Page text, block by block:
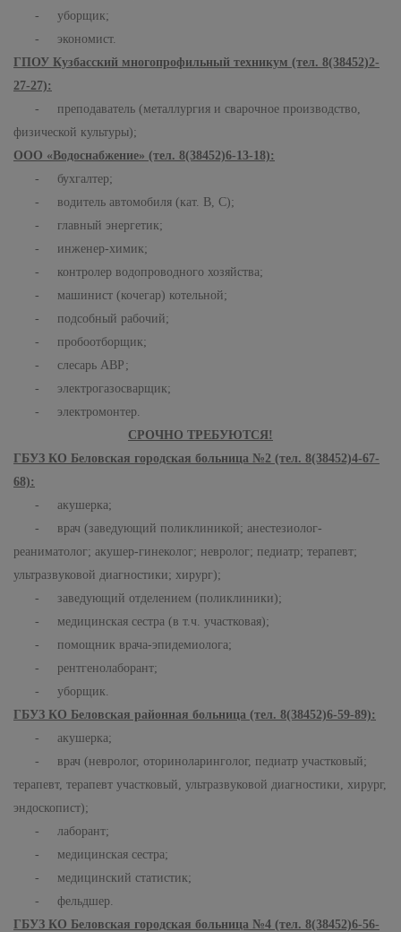
- уборщик;
- экономист.
ГПОУ Кузбасский многопрофильный техникум (тел. 8(38452)2-
27-27):
- преподаватель (металлургия и сварочное производство,
физической культуры);
ООО «Водоснабжение» (тел. 8(38452)6-13-18):
- бухгалтер;
- водитель автомобиля (кат. В, С);
- главный энергетик;
- инженер-химик;
- контролер водопроводного хозяйства;
- машинист (кочегар) котельной;
- подсобный рабочий;
- пробоотборщик;
- слесарь АВР;
- электрогазосварщик;
- электромонтер.
СРОЧНО ТРЕБУЮТСЯ!
ГБУЗ КО Беловская городская больница №2 (тел. 8(38452)4-67-
68):
- акушерка;
- врач (заведующий поликлиникой; анестезиолог-
реаниматолог; акушер-гинеколог; невролог; педиатр; терапевт;
ультразвуковой диагностики; хирург);
- заведующий отделением (поликлиники);
- медицинская сестра (в т.ч. участковая);
- помощник врача-эпидемиолога;
- рентгенолаборант;
- уборщик.
ГБУЗ КО Беловская районная больница (тел. 8(38452)6-59-89):
- акушерка;
- врач (невролог, оториноларинголог, педиатр участковый;
терапевт, терапевт участковый, ультразвуковой диагностики, хирург,
эндоскопист);
- лаборант;
- медицинская сестра;
- медицинский статистик;
- фельдшер.
ГБУЗ КО Беловская городская больница №4 (тел. 8(38452)6-56-